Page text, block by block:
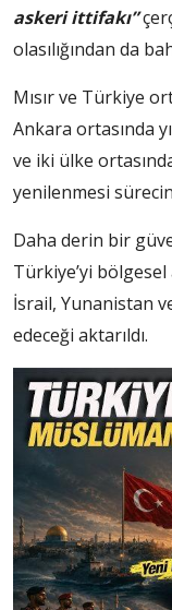
askeri ittifakı”
olasılığından da
Mısır ve Türkiye
Ankara ortasında
ve iki ülke
yenilenmesi
Daha derin bir
Türkiye’yi
İsrail, Yunanistan
edeceği aktarıldı.